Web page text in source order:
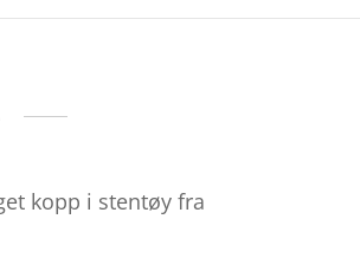
kopp i stentøy fra